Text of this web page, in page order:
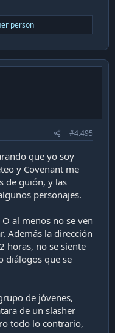
person
#4.495
que yo soy
y Covenant me
de guión, y las
personajes.
al menos no se ven
Además la dirección
horas, no se siente
diálogos que se
de jóvenes,
de un slasher
todo lo contrario,